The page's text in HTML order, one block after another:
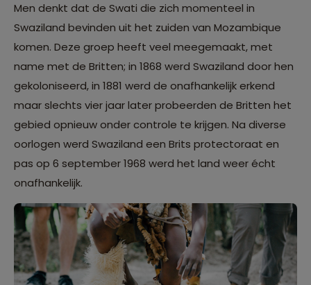
Men denkt dat de Swati die zich momenteel in
Swaziland bevinden uit het zuiden van Mozambique
komen. Deze groep heeft veel meegemaakt, met
name met de Britten; in 1868 werd Swaziland door hen
gekoloniseerd, in 1881 werd de onafhankelijk erkend
maar slechts vier jaar later probeerden de Britten het
gebied opnieuw onder controle te krijgen. Na diverse
oorlogen werd Swaziland een Brits protectoraat en
pas op 6 september 1968 werd het land weer écht
onafhankelijk.